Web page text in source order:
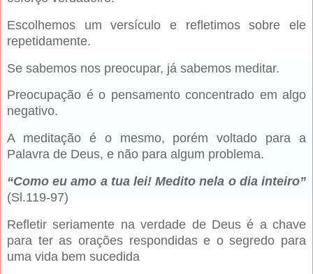
Escolhemos um versículo e refletimos sobre ele
repetidamente.
Se sabemos nos preocupar, já sabemos meditar.
Preocupação é o pensamento concentrado em algo
negativo.
A meditação é o mesmo, porém voltado para a
Palavra de Deus, e não para algum problema.
“Como eu amo a tua lei! Medito nela o dia inteiro”
(Sl.119-97)
Refletir seriamente na verdade de Deus é a chave
para ter as orações respondidas e o segredo para
uma vida bem sucedida